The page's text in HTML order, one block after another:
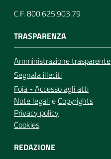
C.F. 800.625.903.79
TRASPARENZA
Amministrazione trasparente
Segnala illeciti
Foia - Accesso agli atti
Note legalie Copyrights
Privacy policy
Cookies
REDAZIONE